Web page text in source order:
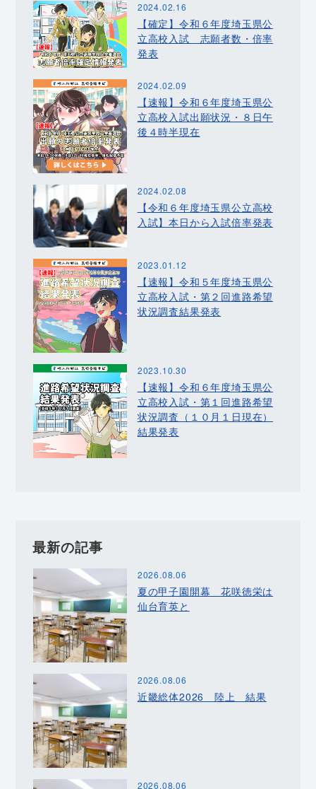
2024.02.16
【確定】令和６年度埼玉県公
立高校入試 志願者数・倍率
発表
2024.02.09
【速報】令和６年度埼玉県公
立高校入試出願状況・８日午
後４時半現在
2024.02.08
【令和６年度埼玉県公立高校
入試】本日から入試倍率発表
2023.01.12
【速報】令和５年度埼玉県公
立高校入試・第２回進路希望
状況調査結果発表
2023.10.30
【速報】令和６年度埼玉県公
立高校入試・第１回進路希望
状況調査（１０月１日現在）
結果発表
最新の記事
2026.08.06
夏の甲子園開幕 花咲徳栄は
仙台育英と
2026.08.06
近畿総体2026 陸上 結果
2026.08.06